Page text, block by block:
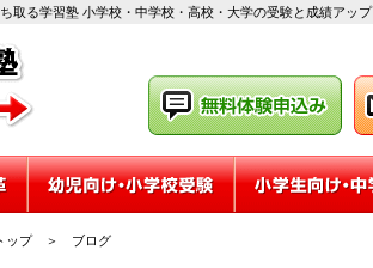
取る学習塾 小学校・中学校・高校・大学の受験と成績アップ
ップ＞ ブログ